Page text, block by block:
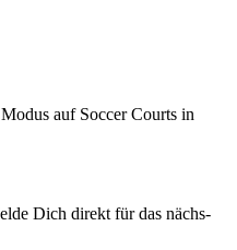
auf Soc­cer Courts in
Dich direkt für das nächs­